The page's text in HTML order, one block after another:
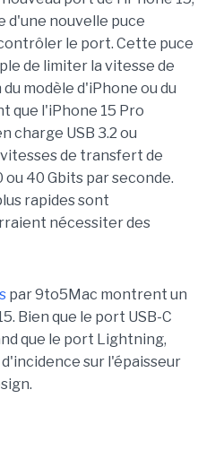
d'une nouvelle puce
le port. Cette puce
de limiter la vitesse de
modèle d'iPhone ou du
que l'iPhone 15 Pro
charge USB 3.2 ou
de transfert de
40 Gbits par seconde.
rapides sont
nécessiter des
par 9to5Mac montrent un
Bien que le port USB-C
que le port Lightning,
sur l'épaisseur